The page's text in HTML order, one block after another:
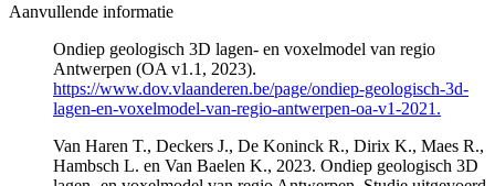
Aanvullende informatie
Ondiep geologisch 3D lagen- en voxelmodel van regio
Antwerpen (OA v1.1, 2023).
https://www.dov.vlaanderen.be/page/ondiep-geologisch-3d-
lagen-en-voxelmodel-van-regio-antwerpen-oa-v1-2021.
Van Haren T., Deckers J., De Koninck R., Dirix K., Maes R.,
Hambsch L. en Van Baelen K., 2023. Ondiep geologisch 3D